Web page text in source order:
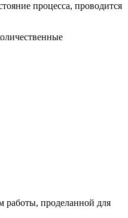
процесса, проводится
работы, проделанной для